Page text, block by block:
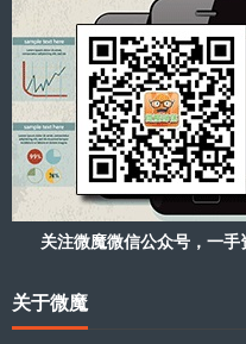
关注微魔微信公众号，一手
关于微魔